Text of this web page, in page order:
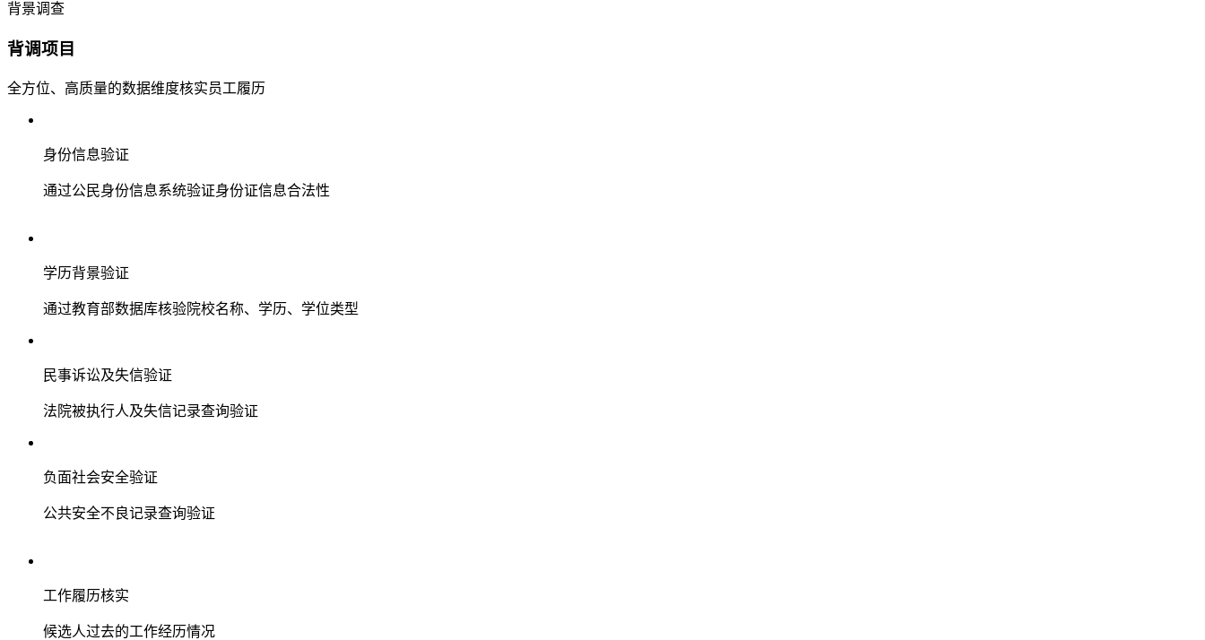
背景调查
背调项目
全方位、高质量的数据维度核实员工履历
身份信息验证
通过公民身份信息系统验证身份证信息合法性
学历背景验证
通过教育部数据库核验院校名称、学历、学位类型
民事诉讼及失信验证
法院被执行人及失信记录查询验证
负面社会安全验证
公共安全不良记录查询验证
工作履历核实
候选人过去的工作经历情况